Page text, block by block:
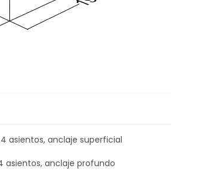
asientos, anclaje superficial
asientos, anclaje profundo